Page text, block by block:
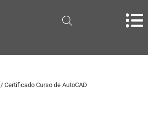
/ Certificado Curso de AutoCAD